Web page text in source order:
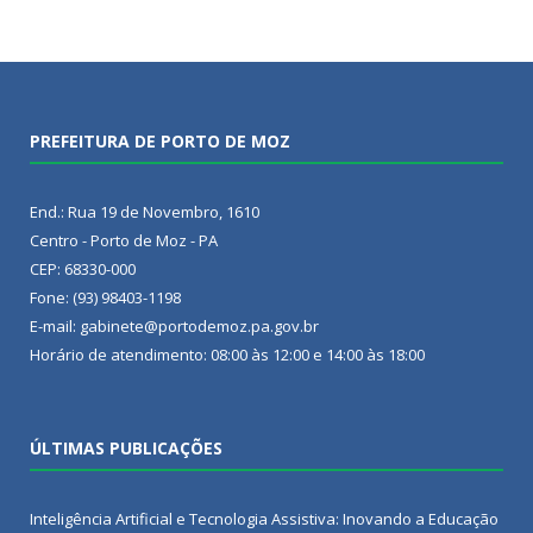
PREFEITURA DE PORTO DE MOZ
End.: Rua 19 de Novembro, 1610
Centro - Porto de Moz - PA
CEP: 68330-000
Fone: (93) 98403-1198
E-mail: gabinete@portodemoz.pa.gov.br
Horário de atendimento: 08:00 às 12:00 e 14:00 às 18:00
ÚLTIMAS PUBLICAÇÕES
Inteligência Artificial e Tecnologia Assistiva: Inovando a Educação